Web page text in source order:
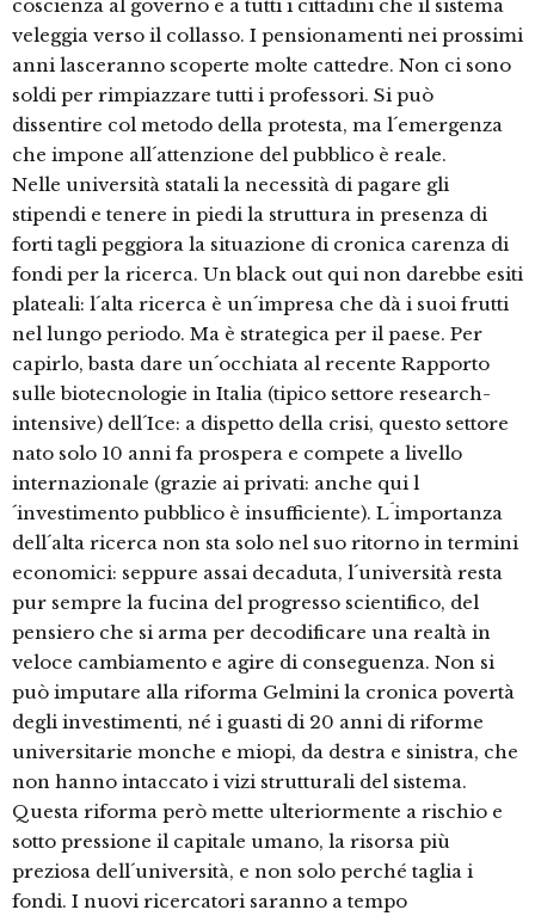
coscienza al governo e a tutti i cittadini che il sistema
veleggia verso il collasso. I pensionamenti nei prossimi
anni lasceranno scoperte molte cattedre. Non ci sono
soldi per rimpiazzare tutti i professori. Si può
dissentire col metodo della protesta, ma l´emergenza
che impone all´attenzione del pubblico è reale.
Nelle università statali la necessità di pagare gli
stipendi e tenere in piedi la struttura in presenza di
forti tagli peggiora la situazione di cronica carenza di
fondi per la ricerca. Un black out qui non darebbe esiti
plateali: l´alta ricerca è un´impresa che dà i suoi frutti
nel lungo periodo. Ma è strategica per il paese. Per
capirlo, basta dare un´occhiata al recente Rapporto
sulle biotecnologie in Italia (tipico settore research-
intensive) dell´Ice: a dispetto della crisi, questo settore
nato solo 10 anni fa prospera e compete a livello
internazionale (grazie ai privati: anche qui l
´investimento pubblico è insufficiente). L´importanza
dell´alta ricerca non sta solo nel suo ritorno in termini
economici: seppure assai decaduta, l´università resta
pur sempre la fucina del progresso scientifico, del
pensiero che si arma per decodificare una realtà in
veloce cambiamento e agire di conseguenza. Non si
può imputare alla riforma Gelmini la cronica povertà
degli investimenti, né i guasti di 20 anni di riforme
universitarie monche e miopi, da destra e sinistra, che
non hanno intaccato i vizi strutturali del sistema.
Questa riforma però mette ulteriormente a rischio e
sotto pressione il capitale umano, la risorsa più
preziosa dell´università, e non solo perché taglia i
fondi. I nuovi ricercatori saranno a tempo